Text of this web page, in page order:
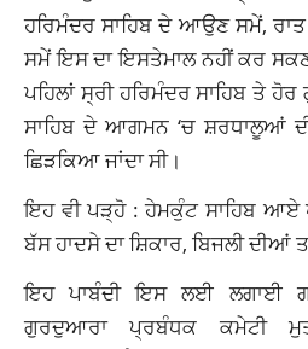
ਹਰਿਮੰਦਰ ਸਾਹਿਬ ਦੇ ਆਉਣ ਸਮੇਂ,
ਸਮੇਂ ਇਸ ਦਾ ਇਸਤੇਮਾਲ ਨਹੀਂ ਕਰ
ਪਹਿਲਾਂ ਸ੍ਰੀ ਹਰਿਮੰਦਰ ਸਾਹਿਬ ਤੇ
ਸਾਹਿਬ ਦੇ ਆਗਮਨ ‘ਚ ਸ਼ਰਧਾਲੂਆਂ
ਛਿੜਕਿਆ ਜਾਂਦਾ ਸੀ।
ਇਹ ਵੀ ਪੜ੍ਹੋ :ਹੇਮਕੁੰਟ ਸਾਹਿਬ ਆਏ
ਬੱਸ ਹਾਦਸੇ ਦਾ ਸ਼ਿਕਾਰ, ਬਿਜਲੀ ਦੀਆਂ
ਇਹ ਪਾਬੰਦੀ ਇਸ ਲਈ ਲਗਾਈ
ਗੁਰਦੁਆਰਾ ਪ੍ਰਬੰਧਕ ਕਮੇਟੀ